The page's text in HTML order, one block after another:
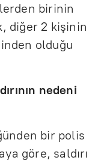
birinin
diğer 2 kişinin
olduğu
nedeni
bir polis
göre, saldırı